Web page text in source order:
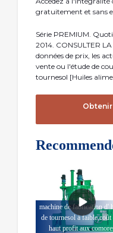
gratuitement et sans
Série PREMIUM.
2014. CONSULTER
données de prix, les
vente ou l'étude de
tournesol [Huiles
machine de fabrication d'
de tournesol à faible coût
haut profit aux